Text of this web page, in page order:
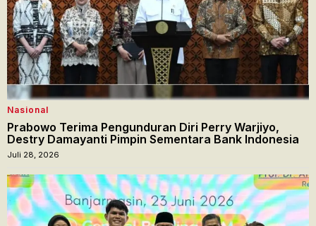
Nasional
Prabowo Terima Pengunduran Diri Perry Warjiyo,
Destry Damayanti Pimpin Sementara Bank Indonesia
Juli 28, 2026